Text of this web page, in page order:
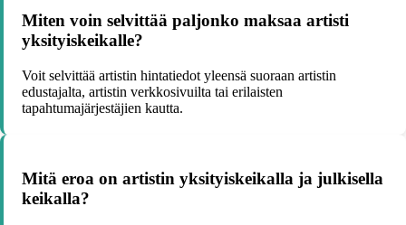
Miten voin selvittää paljonko maksaa artisti
yksityiskeikalle?
Voit selvittää artistin hintatiedot yleensä suoraan artistin
edustajalta, artistin verkkosivuilta tai erilaisten
tapahtumajärjestäjien kautta.
Mitä eroa on artistin yksityiskeikalla ja julkisella
keikalla?